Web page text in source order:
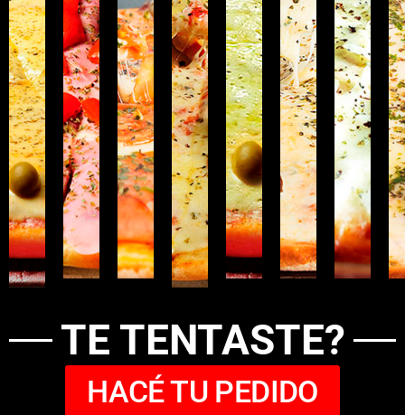
TE TENTASTE?
HACÉ TU PEDIDO